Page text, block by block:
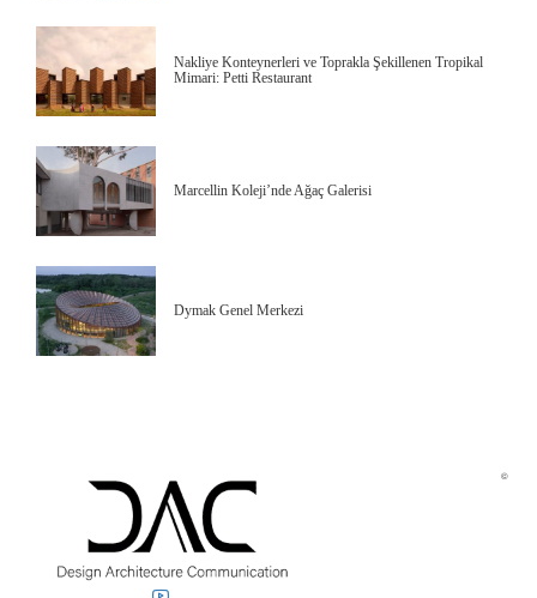
Nakliye Konteynerleri ve Toprakla Şekillenen Tropikal
Mimari: Petti Restaurant
Marcellin Koleji’nde Ağaç Galerisi
Dymak Genel Merkezi
©